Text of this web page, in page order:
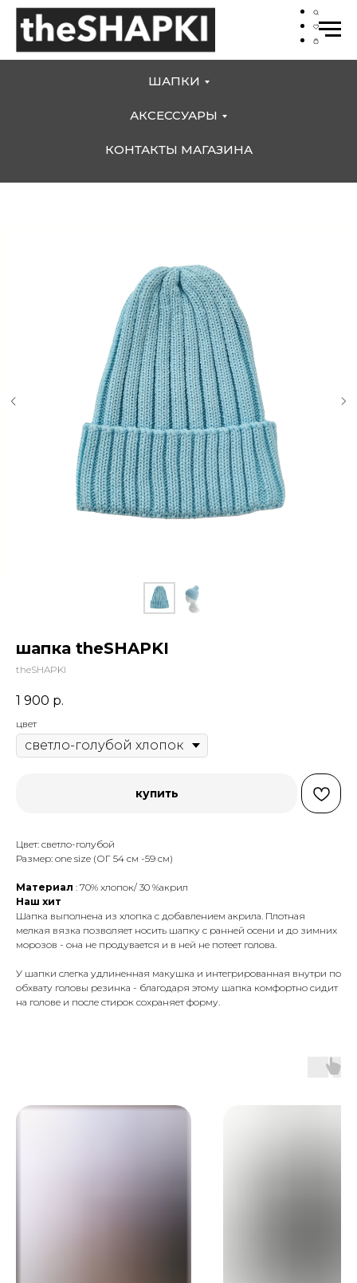
ШАПКИ
АКСЕССУАРЫ
КОНТАКТЫ МАГАЗИНА
шапка theSHAPKI
theSHAPKI
1 900 р.
цвет
купить
Цвет: светло-голубой
Размер: one size (ОГ 54 см -59 см)
Материал : 70% хлопок/ 30 %акрил
Наш хит
Шапка выполнена из хлопка с добавлением акрила. Плотная
мелкая вязка позволяет носить шапку с ранней осени и до зимних
морозов - она не продувается и в ней не потеет голова.
У шапки слегка удлиненная макушка и интегрированная внутри по
обхвату головы резинка - благодаря этому шапка комфортно сидит
на голове и после стирок сохраняет форму.